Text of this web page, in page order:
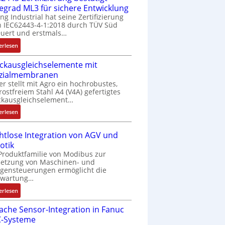
ML3 für sichere Entwicklung
Industrial hat seine Zertifizierung
IEC62443-4-1:2018 durch TÜV Süd
und erstmals…
:
I
E
C
6
2
4
4
3
Z
e
r
t
i
i
z
i
mit
stellt mit Agro ein hochrobustes,
Stahl A4 (V4A) gefertigtes
:
D
u
c
k
a
u
g
e
Integration von AGV und
von Modibus zur
von Maschinen- und
ermöglicht die
:
D
r
a
Sensor-Integration in Fanuc
Systeme